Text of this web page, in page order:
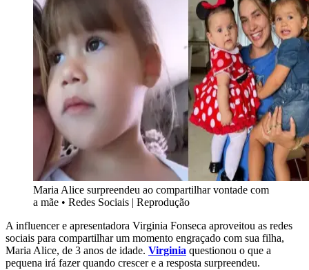
Maria Alice surpreendeu ao compartilhar vontade com
a mãe • Redes Sociais | Reprodução
A influencer e apresentadora Virginia Fonseca aproveitou as redes
sociais para compartilhar um momento engraçado com sua filha,
Maria Alice, de 3 anos de idade. Virginia questionou o que a
pequena irá fazer quando crescer e a resposta surpreendeu.